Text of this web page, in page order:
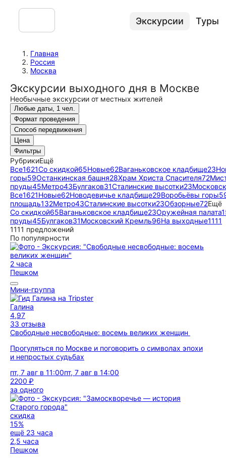
Экскурсии Туры
Главная
Россия
Москва
Экскурсии выходного дня в Москве
Необычные экскурсии от местных жителей
Любые даты, 1 чел.
Формат проведения
Способ передвижения
Цена
Фильтры
РубрикиЕщё
Все1621Со скидкой65Новые62Ваганьковское кладбище23
горы59Останкинская башня28Храм Христа Спасителя72
пруды45Метро43Булгаков31Сталинские высотки23
Все1621Новые62Новодевичье кладбище29Воробьёвы горы
площадь132Метро43Сталинские высотки23Обзорные72Ещё
Со скидкой65Ваганьковское кладбище23Оружейная палата
пруды45Булгаков31Московский Кремль96На выходные1111
1111 предложений
По популярности
2 часа
Пешком
Мини-группа
Галина
4,97
33 отзыва
Свободные несвободные: восемь великих женщин
Прогуляться по Москве и поговорить о символах эпохи
и непростых судьбах
пт, 7 авг в 11:00пт, 7 авг в 14:00
2200 ₽
за одного
скидка
15%
ещё 23 часа
2,5 часа
Пешком